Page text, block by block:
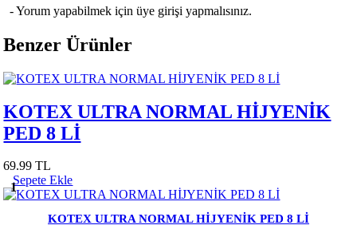
- Yorum yapabilmek için üye girişi yapmalısınız.
Benzer Ürünler
KOTEX ULTRA NORMAL HİJYENİK
PED 8 Lİ
69.99 TL
1
Sepete Ekle
KOTEX ULTRA NORMAL HİJYENİK PED 8 Lİ